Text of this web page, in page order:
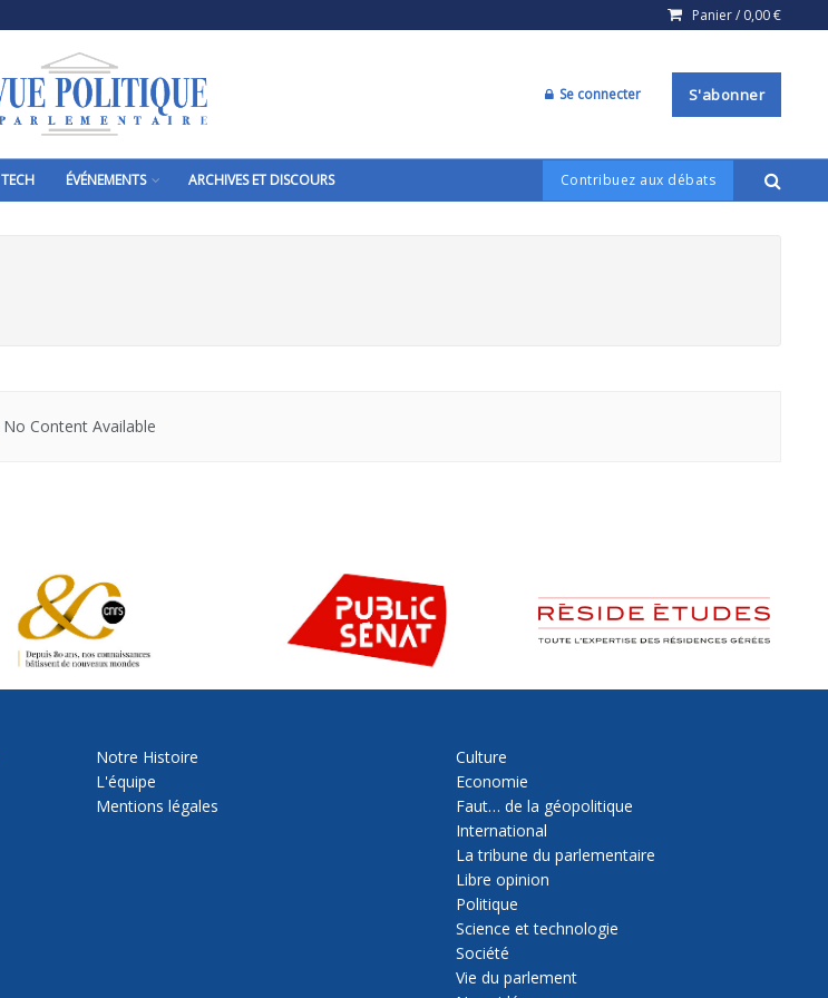
Panier / 0,00€
Se connecter S'abonner
TECH ÉVÉNEMENTS ARCHIVES ET DISCOURS Contribuez aux débats
No Content Available
Notre Histoire
L'équipe
Mentions légales
Culture
Economie
Faut… de la géopolitique
International
La tribune du parlementaire
Libre opinion
Politique
Science et technologie
Société
Vie du parlement